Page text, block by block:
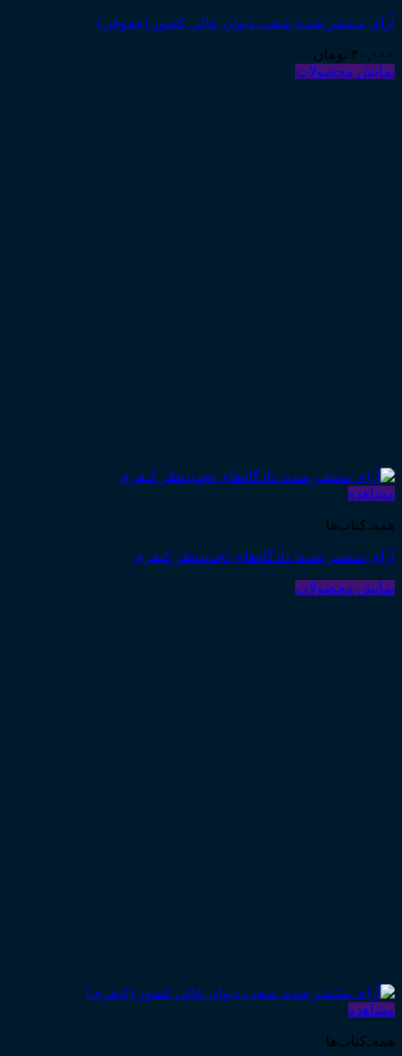
آرای منتشر شده: شعب دیوان عالی کشور (حقوقی)
۳۰,۰۰۰ تومان
نمایش محصولات
مشاهده
همه‌ـ‌کتاب‌ها
آرای منتشر شده: دادگاه‌های تجدیدنظر کیفری
نمایش محصولات
مشاهده
همه‌ـ‌کتاب‌ها